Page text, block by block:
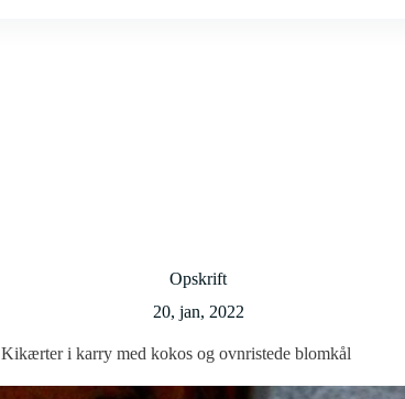
Opskrift
20, jan, 2022
Kikærter i karry med kokos og ovnristede blomkål